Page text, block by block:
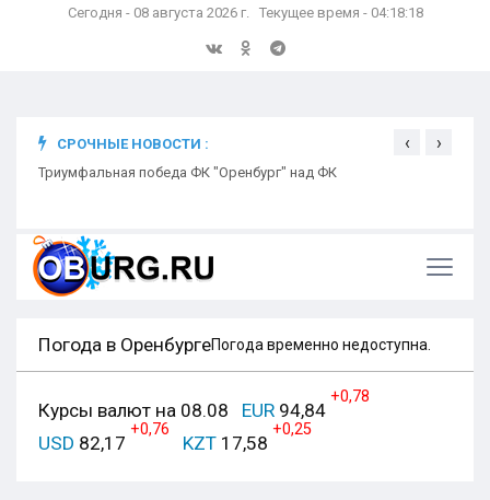
Сегодня - 08 августа 2026 г. Текущее время - 04:18:19
СРОЧНЫЕ НОВОСТИ :
Триумфальная победа ФК "Оренбург" над ФК
‹ ›
Погода в ОренбургеПогода временно недоступна.
Курсы валют на 08.08 EUR 94,84
+0,78
USD 82,17
+0,76
KZT 17,58
+0,25